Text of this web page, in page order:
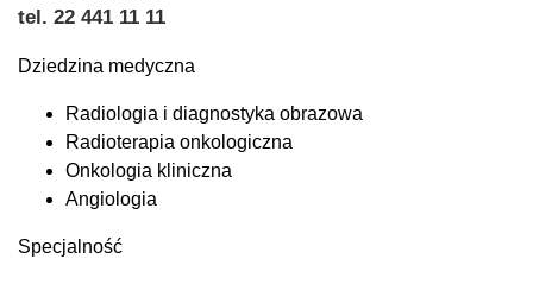
tel. 22 441 11 11
Dziedzina medyczna
Radiologia i diagnostyka obrazowa
Radioterapia onkologiczna
Onkologia kliniczna
Angiologia
Specjalność